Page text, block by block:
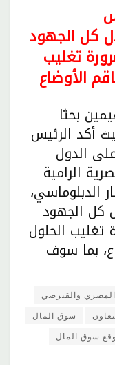
كل الجهود
تغليب
الأوضاع
بحثا
أكد الرئيس
الدول
الرامية
الدبلوماسي،
كل الجهود
تغليب الحلول
بما سوف
والقبرصي
سوق المال
سوق المال